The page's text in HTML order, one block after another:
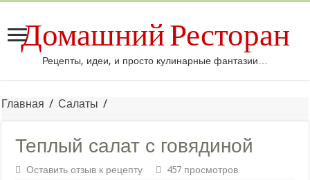
Домашний Ресторан
Рецепты, идеи, и просто кулинарные фантазии…
Главная / Салаты /
Теплый салат с говядиной
Оставить отзыв к рецепту 457 просмотров